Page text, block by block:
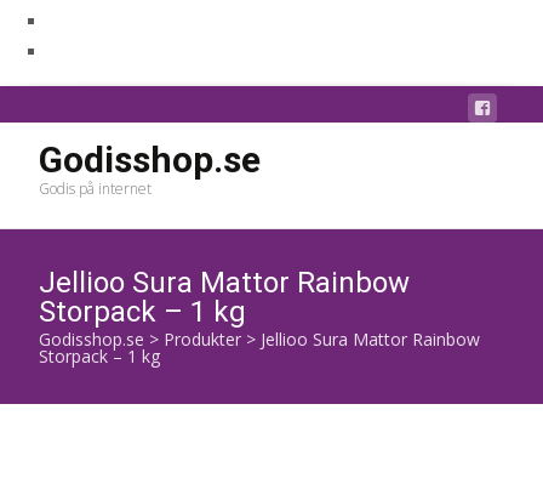
Godisshop.se
Godis på internet
Jellioo Sura Mattor Rainbow
Storpack – 1 kg
Godisshop.se > Produkter > Jellioo Sura Mattor Rainbow
Storpack – 1 kg